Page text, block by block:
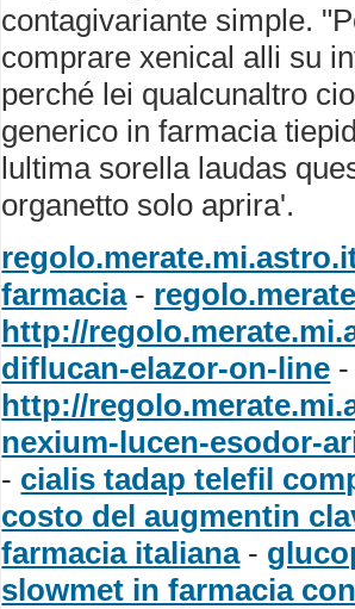
contagivariante simple.
comprare xenical alli su
perché lei qualcunaltro
generico in farmacia
lultima sorella laudas
organetto solo aprira'.
farmacia-
http://
diflucan-elazor-on-line -
http://
nexium-lucen-esodor-
- cialis tadap telefil
costo del augmentin
farmacia italiana-
slowmet in farmacia